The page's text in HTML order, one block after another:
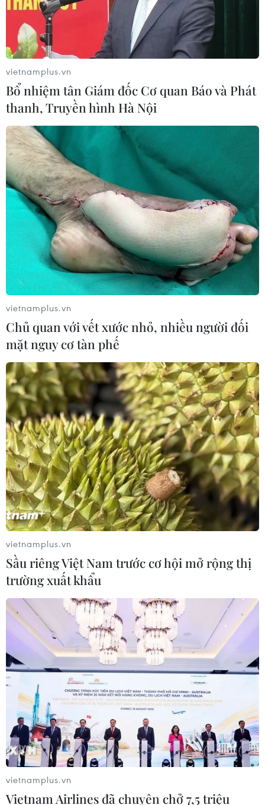
vietnamplus.vn
Bổ nhiệm tân Giám đốc Cơ quan Báo và Phát
thanh, Truyền hình Hà Nội
vietnamplus.vn
Chủ quan với vết xước nhỏ, nhiều người đối
mặt nguy cơ tàn phế
vietnamplus.vn
Sầu riêng Việt Nam trước cơ hội mở rộng thị
trường xuất khẩu
vietnamplus.vn
Vietnam Airlines đã chuyên chở 7,5 triệu